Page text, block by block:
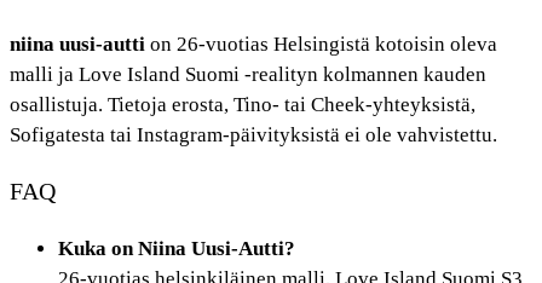
niina uusi-autti on 26-vuotias Helsingistä kotoisin oleva
malli ja Love Island Suomi -realityn kolmannen kauden
osallistuja. Tietoja erosta, Tino- tai Cheek-yhteyksistä,
Sofigatesta tai Instagram-päivityksistä ei ole vahvistettu.
FAQ
Kuka on Niina Uusi-Autti?